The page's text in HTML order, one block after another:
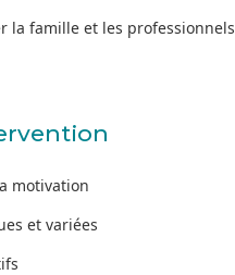
la famille et les professionnels
motivation
et variées